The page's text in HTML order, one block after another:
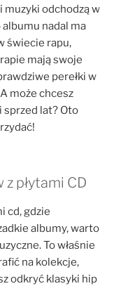
muzyki odchodzą w
nadal ma
świecie rapu,
mają swoje
perełki w
może chcesz
lat? Oto
płytami CD
cd, gdzie
albumy, warto
To właśnie
na kolekcje,
odkryć klasyki hip